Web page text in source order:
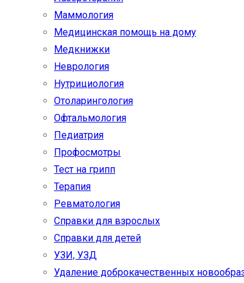
Маммология
Медицинская помощь на дому
Медкнижки
Неврология
Нутрициология
Отоларингология
Офтальмология
Педиатрия
Профосмотры
Тест на грипп
Терапия
Ревматология
Справки для взрослых
Справки для детей
УЗИ, УЗД
Удаление доброкачественных